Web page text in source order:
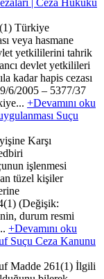
Türkiye
veya hasmane
yetkililerini tahrik
devlet yetkilileri
kadar hapis cezası
6/2005 – 5377/37
+Devamını oku
Suçu
Karşı
işlenmesi
tüzel kişiler
(Değişik:
durum resmi
+Devamını oku
Suçu Ceza Kanunu
Madde 261(1) İlgili